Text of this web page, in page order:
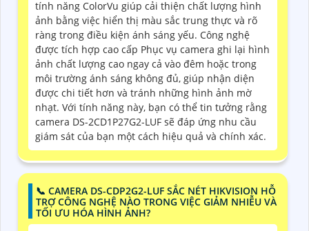
tính năng ColorVu giúp cải thiện chất lượng hình
ảnh bằng việc hiển thị màu sắc trung thực và rõ
ràng trong điều kiện ánh sáng yếu. Công nghệ
được tích hợp cao cấp Phục vụ camera ghi lại hình
ảnh chất lượng cao ngay cả vào đêm hoặc trong
môi trường ánh sáng không đủ, giúp nhận diện
được chi tiết hơn và tránh những hình ảnh mờ
nhạt. Với tính năng này, bạn có thể tin tưởng rằng
camera DS-2CD1P27G2-LUF sẽ đáp ứng nhu cầu
giám sát của bạn một cách hiệu quả và chính xác.
📞 CAMERA DS-CDP2G2-LUF SẮC NÉT HIKVISION HỖ
TRỢ CÔNG NGHỆ NÀO TRONG VIỆC GIẢM NHIỄU VÀ
TỐI ƯU HÓA HÌNH ẢNH?